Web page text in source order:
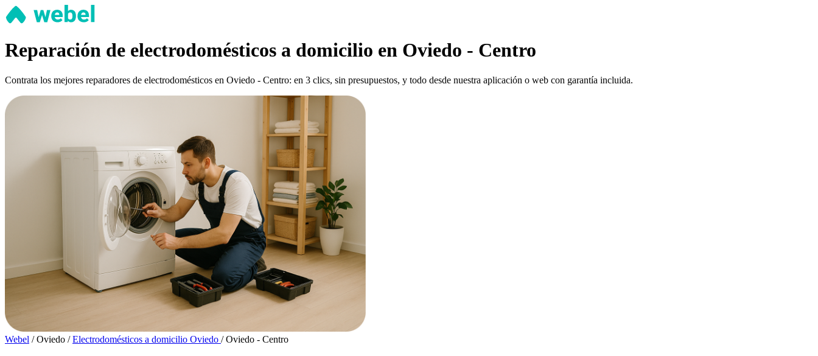
Reparación de electrodomésticos a domicilio en Oviedo - Centro
Contrata los mejores reparadores de electrodomésticos en Oviedo - Centro: en 3 clics, sin presupuestos, y todo desde nuestra aplicación o web con garantía incluida.
Webel / Oviedo / Electrodomésticos a domicilio Oviedo / Oviedo - Centro